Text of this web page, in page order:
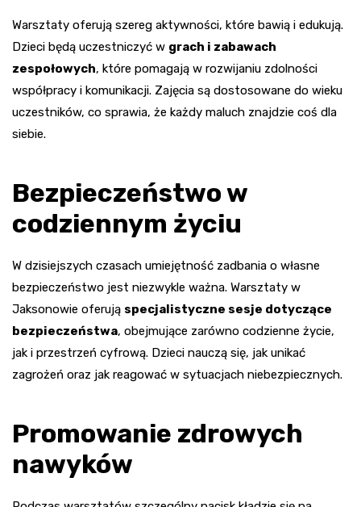
Warsztaty oferują szereg aktywności, które bawią i edukują.
Dzieci będą uczestniczyć w grach i zabawach
zespołowych, które pomagają w rozwijaniu zdolności
współpracy i komunikacji. Zajęcia są dostosowane do wieku
uczestników, co sprawia, że każdy maluch znajdzie coś dla
siebie.
Bezpieczeństwo w
codziennym życiu
W dzisiejszych czasach umiejętność zadbania o własne
bezpieczeństwo jest niezwykle ważna. Warsztaty w
Jaksonowie oferują specjalistyczne sesje dotyczące
bezpieczeństwa, obejmujące zarówno codzienne życie,
jak i przestrzeń cyfrową. Dzieci nauczą się, jak unikać
zagrożeń oraz jak reagować w sytuacjach niebezpiecznych.
Promowanie zdrowych
nawyków